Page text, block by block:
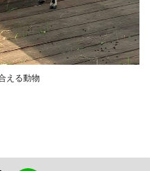
える動物